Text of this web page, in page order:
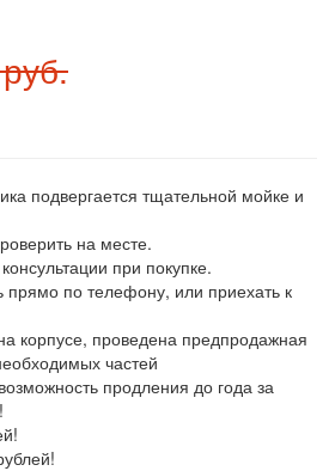
подвергается тщательной мойке и
на месте.
при покупке.
прямо по телефону, или приехать к
корпусе, проведена предпродажная
частей
продления до года за